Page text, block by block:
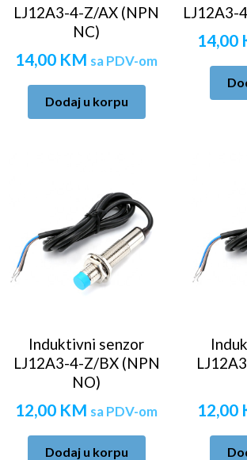
LJ12A3-4-Z/AX (NPN
NC)
14,00 KM sa PDV-om
Dodaj u korpu
LJ12A3-
14,00
Induktivni senzor
LJ12A3-4-Z/BX (NPN
NO)
12,00 KM sa PDV-om
Dodaj u korpu
12,00